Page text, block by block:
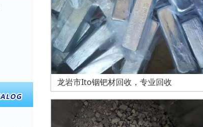
龙岩市Ito铟钯材回收，专业回收